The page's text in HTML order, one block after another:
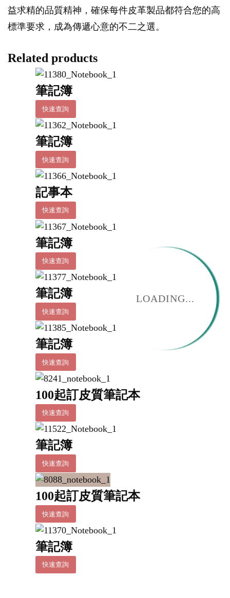
LOADING...
益求精的品質精神，確保每件皮革製品都符合您的高
標準要求，成為傳遞心意的不二之選。
Related products
筆記簿
快速查詢
筆記簿
快速查詢
記事本
快速查詢
筆記簿
快速查詢
筆記簿
快速查詢
筆記簿
快速查詢
100起訂皮質筆記本
快速查詢
筆記簿
快速查詢
100起訂皮質筆記本
快速查詢
筆記簿
快速查詢